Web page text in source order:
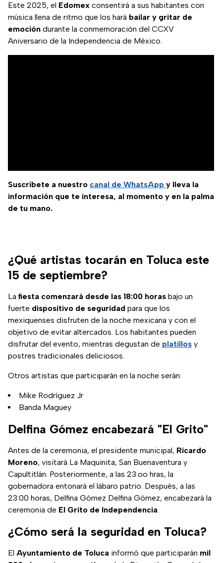
Este 2025, el Edomex consentirá a sus habitantes con
música llena de ritmo que los hará bailar y gritar de
emoción durante la conmemoración del CCXV
Aniversario de la Independencia de México.
Suscríbete a nuestro canal de WhatsApp y lleva la
información que te interesa, al momento y en la palma
de tu mano.
¿Qué artistas tocarán en Toluca este
15 de septiembre?
La fiesta comenzará desde las 18:00 horas bajo un
fuerte dispositivo de seguridad para que los
mexiquenses disfruten de la noche mexicana y con el
objetivo de evitar altercados. Los habitantes pueden
disfrutar del evento, mientras degustan de platillos y
postres tradicionales deliciosos.
Otros artistas que participarán en la noche serán:
Mike Rodríguez Jr
Banda Maguey
Delfina Gómez encabezará "El Grito"
Antes de la ceremonia, el presidente municipal, Ricardo
Moreno, visitará La Maquinita, San Buenaventura y
Capultitlán. Posteriormente, a las 23:oo hras, la
gobernadora entonará el lábaro patrio. Después, a las
23:00 horas, Delfina Gómez Delfina Gómez, encabezará la
ceremonia de El Grito de Independencia.
¿Cómo será la seguridad en Toluca?
El Ayuntamiento de Toluca informó que participarán mil